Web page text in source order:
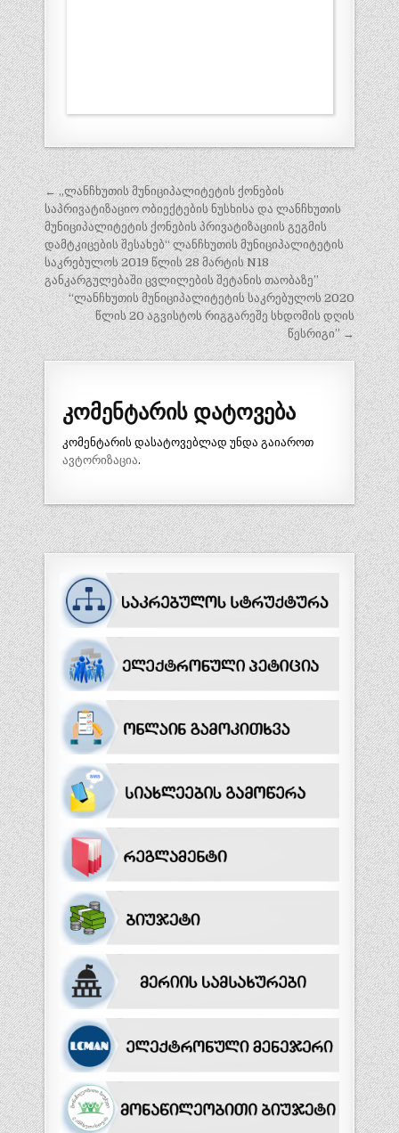
პოსტის
ნავიგაცია
← „ლანჩხუთის მუნიციპალიტეტის ქონების
საპრივატიზაციო ობიექტების ნუსხისა და ლანჩხუთის
მუნიციპალიტეტის ქონების პრივატიზაციის გეგმის
დამტკიცების შესახებ“ ლანჩხუთის მუნიციპალიტეტის
საკრებულოს 2019 წლის 28 მარტის N18
განკარგულებაში ცვლილების შეტანის თაობაზე”
“ლანჩხუთის მუნიციპალიტეტის საკრებულოს 2020
წლის 20 აგვისტოს რიგგარეშე სხდომის დღის
წესრიგი” →
კომენტარის დატოვება
კომენტარის დასატოვებლად უნდა გაიაროთ
ავტორიზაცია.